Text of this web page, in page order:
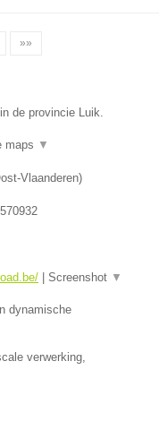
»»
de provincie Luik.
maps ▼
Vlaanderen)
Screenshot ▼
dynamische
verwerking,